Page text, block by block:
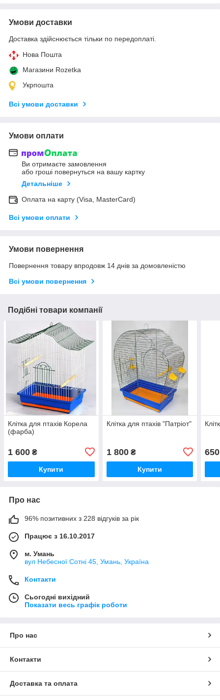
Умови доставки
Доставка здійснюється тільки по передоплаті.
Нова Пошта
Магазини Rozetka
Укрпошта
Всі умови доставки
Умови оплати
Ви отримаєте замовлення
або гроші повернуться на вашу картку
Детальніше
Оплата на карту (Visa, MasterCard)
Всі умови оплати
Умови повернення
Повернення товару впродовж 14 днів за домовленістю
Всі умови повернення
Подібні товари компанії
Клітка для птахів Корела
(фарба)
1 600 ₴
Купити
Клітка для птахів "Патріот"
1 800₴
Купити
650
Про нас
96% позитивних з 228 відгуків за рік
Працює з 16.10.2017
м. Умань
вул Небесної Сотні 45, Умань, Україна
Контакти
Сьогодні вихідний
Показати весь графік роботи
Про нас
Контакти
Доставка та оплата